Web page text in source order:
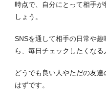
時点で、自分にとって相手
しょう。
SNSを通して相手の日常や
ら、毎日チェックしたくなる
どうでも良い人やただの友
はずです。